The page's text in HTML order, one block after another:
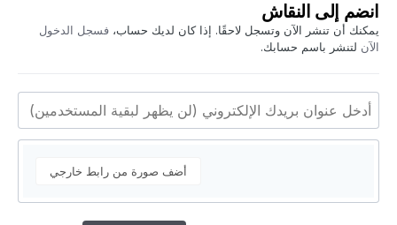
انضم إلى النقاش
يمكنك أن تنشر الآن وتسجل لاحقًا. إذا كان لديك حساب، فسجل الدخول
الآنلتنشر باسم حسابك.
أضف صورة من رابط خارجي